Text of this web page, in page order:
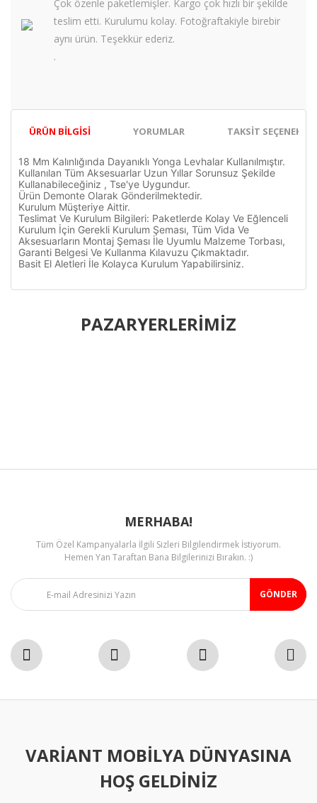
Çok özenle paketlemişler. Kargo çok hızlı bir şekilde
teslim etti. Kurulumu kolay. Fotoğraftakiyle birebir
aynı ürün. Teşekkür ederiz.
.
ÜRÜN BILGISI YORUMLAR TAKSIT
18 Mm Kalınlığında Dayanıklı Yonga Levhalar Kullanılmıştır.
Kullanılan Tüm Aksesuarlar Uzun Yıllar Sorunsuz Şekilde
Kullanabileceğiniz , Tse'ye Uygundur.
Ürün Demonte Olarak Gönderilmektedir.
Kurulum Müşteriye Aittir.
Teslimat Ve Kurulum Bilgileri: Paketlerde Kolay Ve Eğlenceli
Kurulum İçin Gerekli Kurulum Şeması, Tüm Vida Ve
Aksesuarların Montaj Şeması İle Uyumlu Malzeme Torbası,
Garanti Belgesi Ve Kullanma Kılavuzu Çıkmaktadır.
Basit El Aletleri İle Kolayca Kurulum Yapabilirsiniz.
Bu ürüne ilk yorumu siz yapın!
konularda yetersiz gördüğünüz noktaları öneri formunu
kullanarak tarafımıza iletebilirsiniz.
Gönder
PAZARYERLERİMİZ
MERHABA!
Tüm Özel Kampanyalarla İlgili Sizleri Bilgilendirmek İstiyorum.
Hemen Yan Taraftan Bana Bilgilerinizi Bırakın. :)
GÖNDER
VARIANT MOBILYA DÜNYASINA
HOŞ GELDINIZ